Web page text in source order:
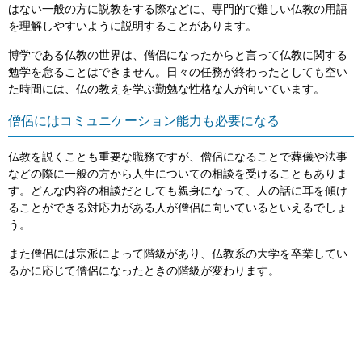
はない一般の方に説教をする際などに、専門的で難しい仏教の用語
を理解しやすいように説明することがあります。
博学である仏教の世界は、僧侶になったからと言って仏教に関する
勉学を怠ることはできません。日々の任務が終わったとしても空い
た時間には、仏の教えを学ぶ勤勉な性格な人が向いています。
僧侶にはコミュニケーション能力も必要になる
仏教を説くことも重要な職務ですが、僧侶になることで葬儀や法事
などの際に一般の方から人生についての相談を受けることもありま
す。どんな内容の相談だとしても親身になって、人の話に耳を傾け
ることができる対応力がある人が僧侶に向いているといえるでしょ
う。
また僧侶には宗派によって階級があり、仏教系の大学を卒業してい
るかに応じて僧侶になったときの階級が変わります。